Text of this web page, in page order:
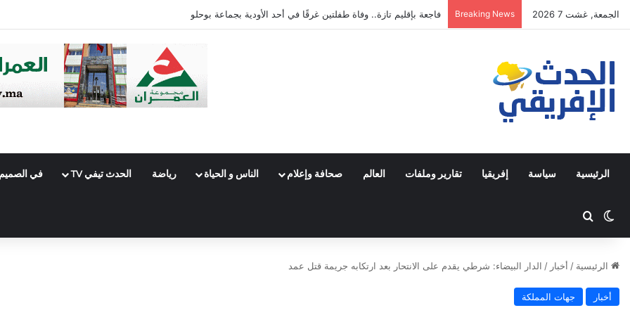
الجمعة, غشت 7 2026 Breaking News فاجعة بإقليم تازة.. وفاة طفلتين غرقًا في أحد الأودية بجماعة بوحلو
الرئيسية سياسة إفريقيا تقارير وملفات العالم صحافة وإعلام الناس و الحياة رياضة الحدث تيفي TV في الصميم
Switch skin
ابحث عن
الرئيسية / أخبار / الدار البيضاء: شرطي يقدم على الانتحار بعد ارتكابه جريمة قتل عمد
أخبار جهات المملكة